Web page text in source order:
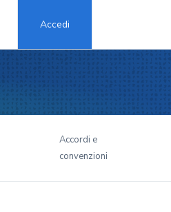
Accedi
Accordi e
convenzioni